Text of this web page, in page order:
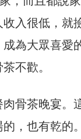
入很低，就
為大眾喜愛
不歡。
骨茶晚宴。
，也有乾的